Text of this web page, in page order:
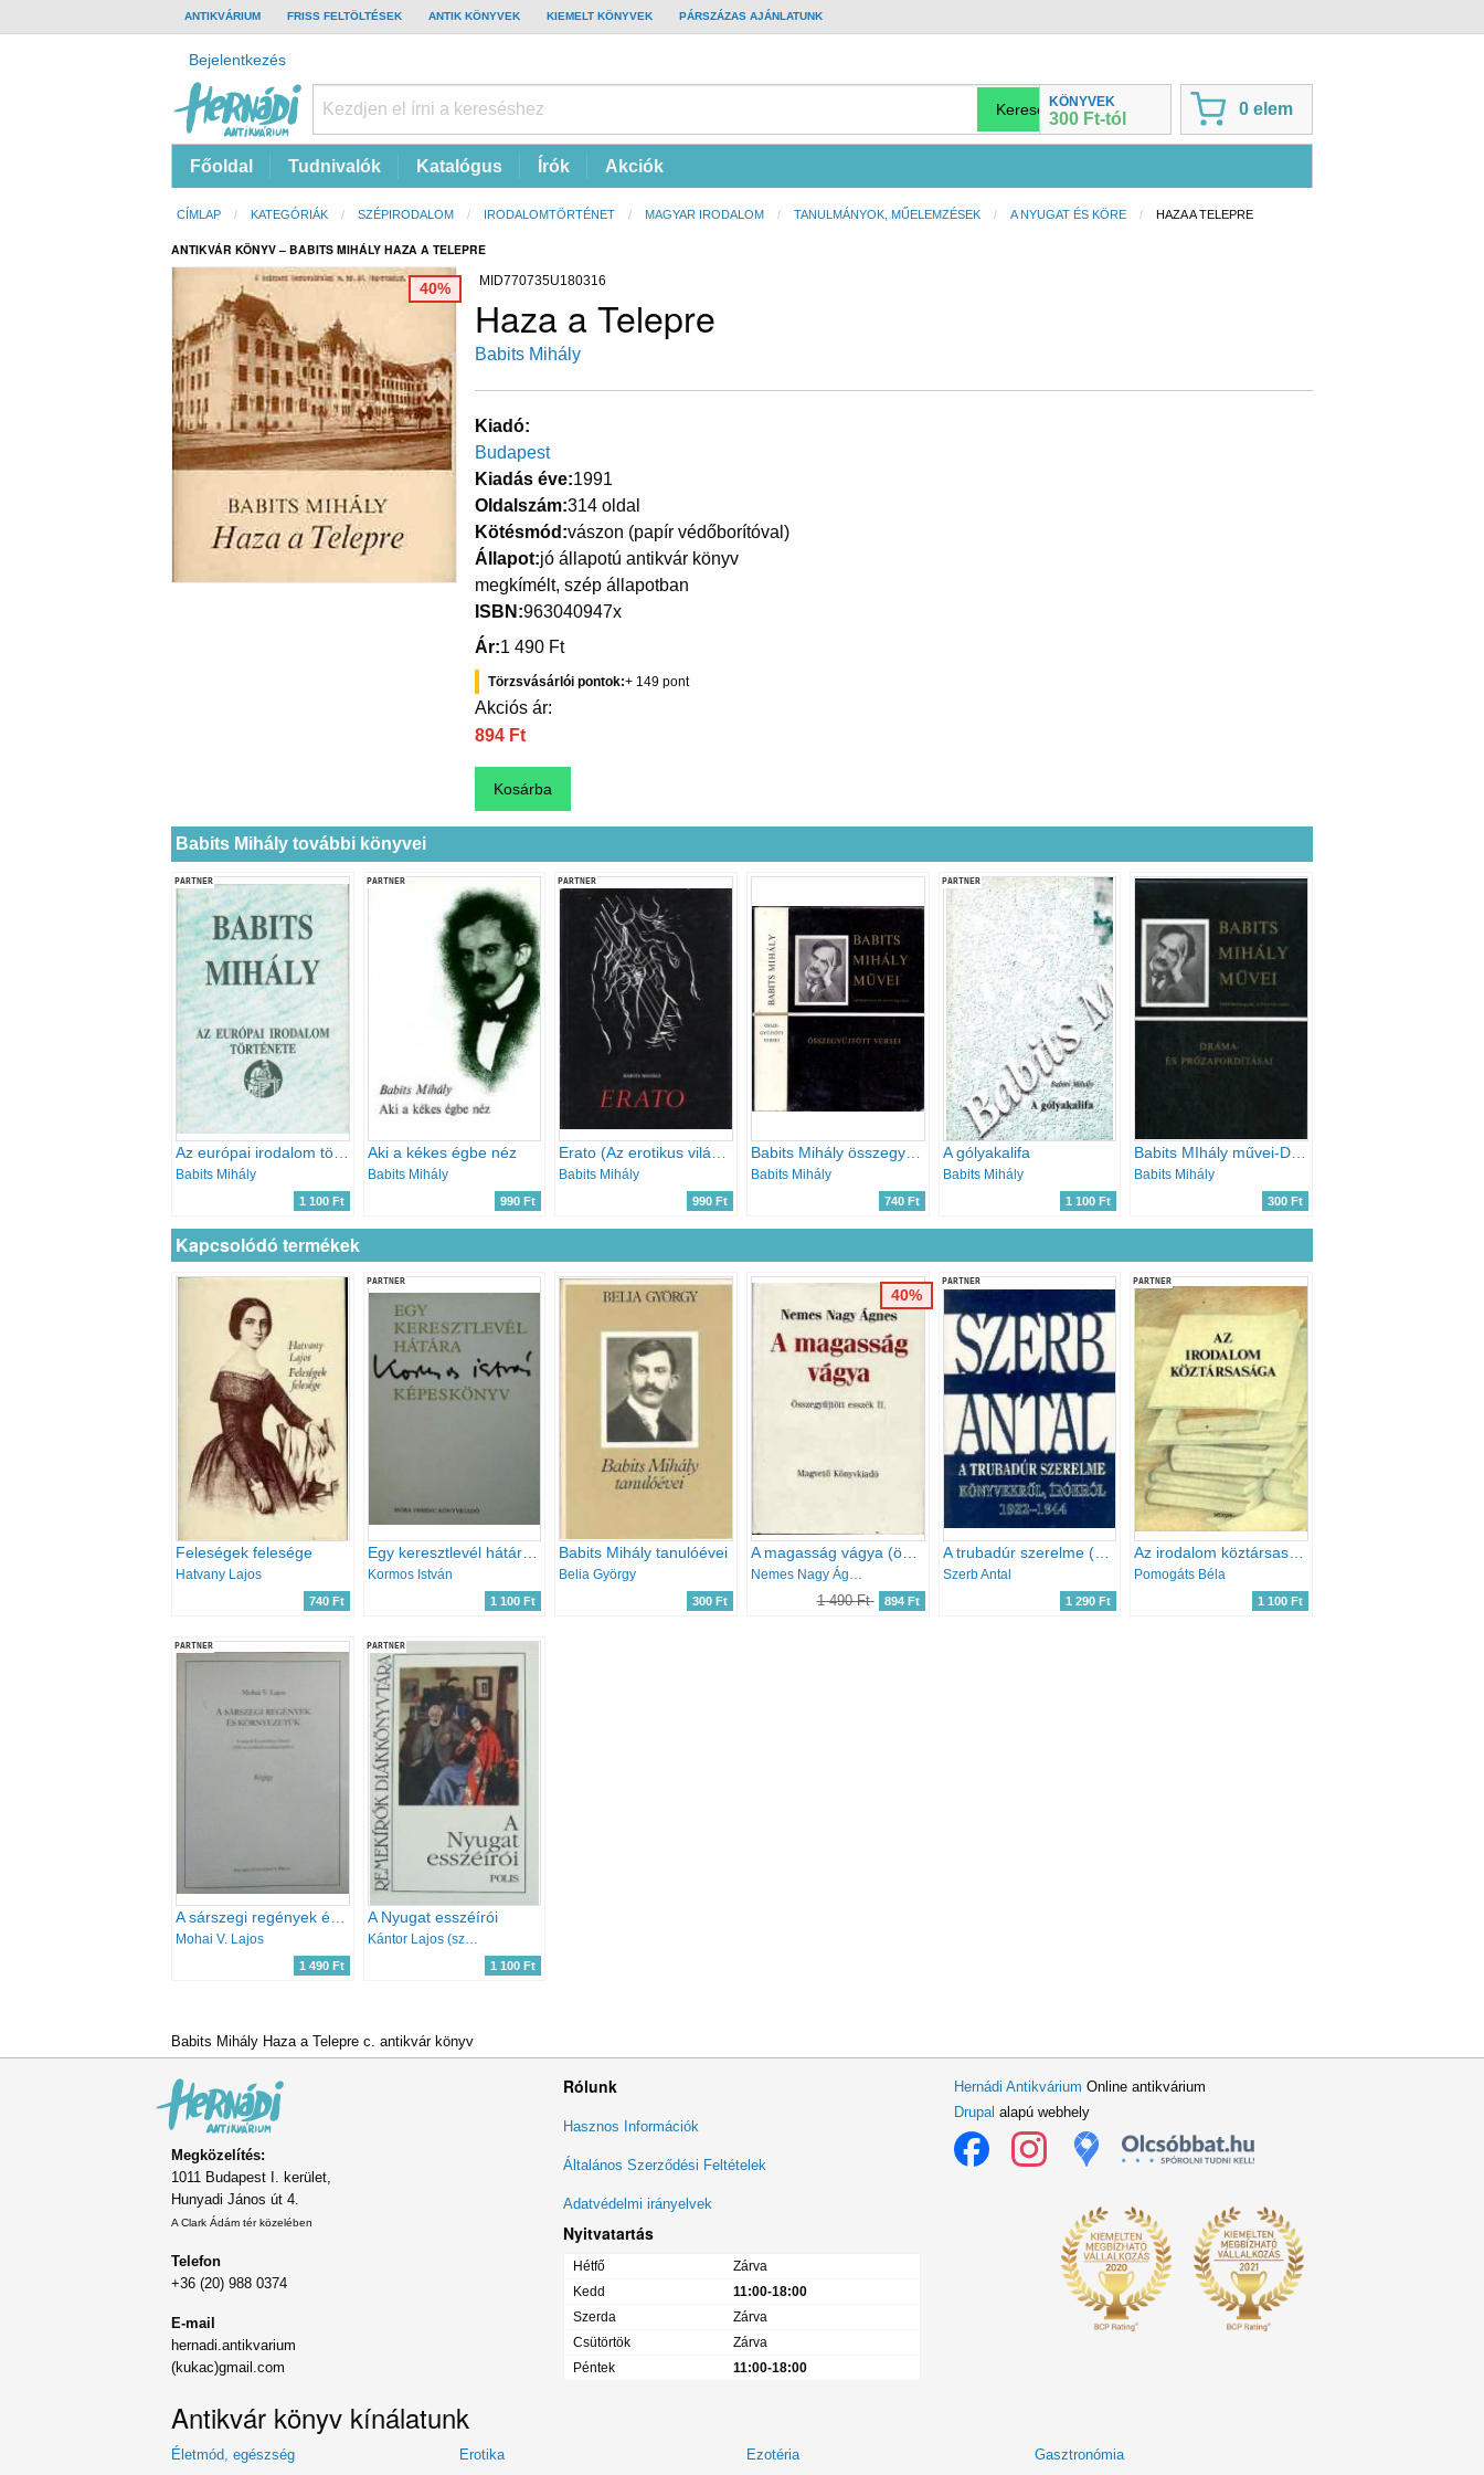
TOP
BAR
ANTIKVÁRIUM FRISS FELTÖLTÉSEK ANTIK KÖNYVEK KIEMELT KÖNYVEK PÁRSZÁZAS AJÁNLATUNK
Felhasználói
fiók
menüje
Bejelentkezés
Antikvárium
Online
KÖNYVEK
300 Ft-tól
0 elem
Fő
navigáció
Főoldal Tudnivalók Katalógus Írók Akciók
Morzsa
CÍMLAP KATEGÓRIÁK SZÉPIRODALOM IRODALOMTÖRTÉNET MAGYAR IRODALOM TANULMÁNYOK, MŰELEMZÉSEK A NYUGAT ÉS KÖRE CURRENT:
HAZA A TELEPRE
ANTIKVÁR KÖNYV – BABITS MIHÁLY HAZA A TELEPRE
40% MID770735U180316
Haza a Telepre
Babits Mihály
Kiadó
Budapest
Kiadás éve 1991
Oldalszám 314 oldal
Kötésmód vászon (papír védőborítóval)
Állapot jó állapotú antikvár könyv
megkímélt, szép állapotban
ISBN 963040947x
Ár 1 490 Ft
Törzsvásárlói pontok 149
Akciós ár:
894 Ft
Babits Mihály további könyvei
PARTNER
Babits Mihály
1 100 Ft
PARTNER
Aki a kékes égbe néz
Babits Mihály
990 Ft
PARTNER
Babits Mihály
990 Ft
Babits Mihály összegyűjtött versei
Babits Mihály
740 Ft
PARTNER
A gólyakalifa
Babits Mihály
1 100 Ft
Babits Mihály
300 Ft
Kapcsolódó termékek
Feleségek felesége
Hatvany Lajos
740 Ft
PARTNER
Egy keresztlevél hátára Kormos István képeskönyv
Kormos István
1 100 Ft
Babits Mihály tanulóévei
Belia György
300 Ft
A magasság vágya (összegyűjtött esszék II.)
Nemes Nagy Ágnes
1 490 Ft 894 Ft
40%
PARTNER
A trubadúr szerelme (könyvekről, írókról 1922-1944)
Szerb Antal
1 290 Ft
PARTNER
Pomogáts Béla
1 100 Ft
PARTNER
Mohai V. Lajos
1 490 Ft
PARTNER
A Nyugat esszéírói
Kántor Lajos (szerkesztő)
1 100 Ft
Babits Mihály Haza a Telepre c. antikvár könyv
Megközelítés:
1011 Budapest I. kerület,
Hunyadi János út 4.
A Clark Ádám tér közelében
Telefon
+36 (20) 988 0374
E-mail
hernadi.antikvarium
(kukac)gmail.com
Rólunk
Lábléc
menü
Hasznos Információk
Általános Szerződési Feltételek
Adatvédelmi irányelvek
Nyitvatartás
Hétfő
Zárva
Kedd
11:00-18:00
Szerda
Zárva
Csütörtök
Zárva
Péntek
11:00-18:00
Hernádi Antikvárium Online antikvárium
Drupal alapú webhely
Antikvár könyv kínálatunk
Életmód, egészség Erotika Ezotéria Gasztronómia